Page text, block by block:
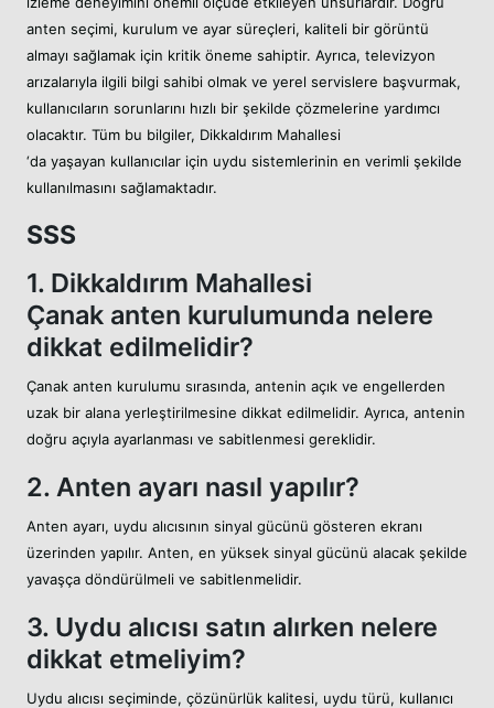
anten seçimi, kurulum ve ayar süreçleri, kaliteli bir görüntü
almayı sağlamak için kritik öneme sahiptir. Ayrıca, televizyon
arızalarıyla ilgili bilgi sahibi olmak ve yerel servislere başvurmak,
kullanıcıların sorunlarını hızlı bir şekilde çözmelerine yardımcı
olacaktır. Tüm bu bilgiler, Dikkaldırım Mahallesi
‘da yaşayan kullanıcılar için uydu sistemlerinin en verimli şekilde
kullanılmasını sağlamaktadır.
SSS
1. Dikkaldırım Mahallesi
Çanak anten kurulumunda nelere
dikkat edilmelidir?
Çanak anten kurulumu sırasında, antenin açık ve engellerden
uzak bir alana yerleştirilmesine dikkat edilmelidir. Ayrıca, antenin
doğru açıyla ayarlanması ve sabitlenmesi gereklidir.
2. Anten ayarı nasıl yapılır?
Anten ayarı, uydu alıcısının sinyal gücünü gösteren ekranı
üzerinden yapılır. Anten, en yüksek sinyal gücünü alacak şekilde
yavaşça döndürülmeli ve sabitlenmelidir.
3. Uydu alıcısı satın alırken nelere
dikkat etmeliyim?
Uydu alıcısı seçiminde, çözünürlük kalitesi, uydu türü, kullanıcı